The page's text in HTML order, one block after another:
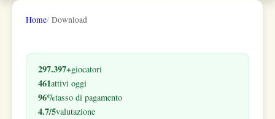
Home Download
297.397+giocatori
461attivi oggi
96%tasso di pagamento
4.7/5valutazione